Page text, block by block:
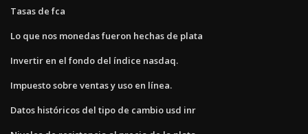
Tasas de fca
Lo que nos monedas fueron hechas de plata
Invertir en el fondo del índice nasdaq.
Impuesto sobre ventas y uso en línea.
Datos históricos del tipo de cambio usd inr